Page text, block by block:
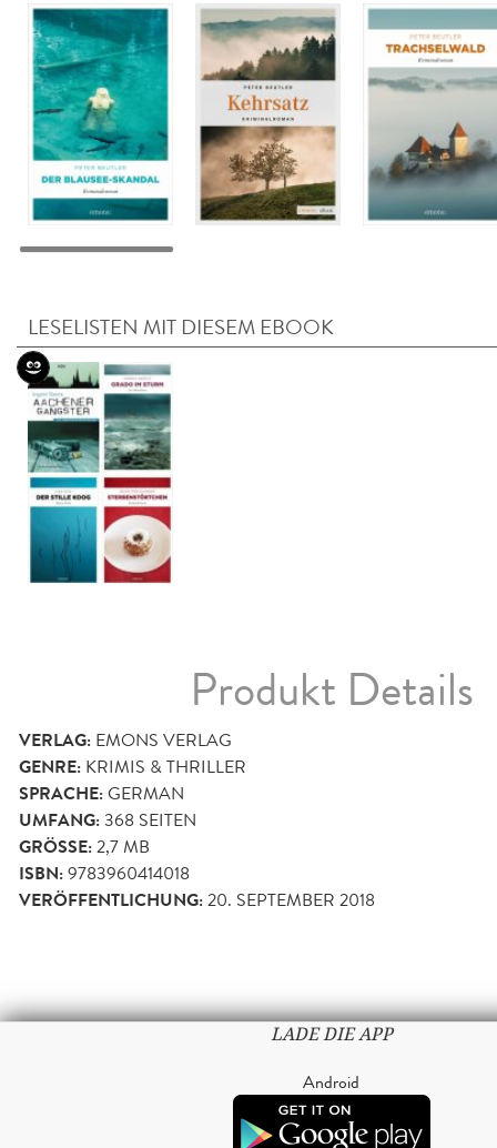
LESELISTEN MIT DIESEM EBOOK
Produkt Details
VERLAG: EMONS VERLAG
GENRE: KRIMIS & THRILLER
SPRACHE:GERMAN
UMFANG:368 SEITEN
GRÖSSE: 2,7 MB
ISBN:9783960414018
VERÖFFENTLICHUNG:20. SEPTEMBER 2018
LADE DIE APP
Android